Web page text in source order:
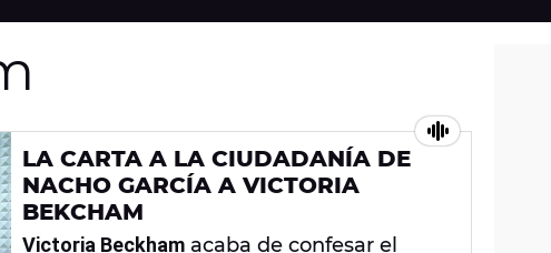
ENTREVISTAS
VIRALES
LA CARTA A LA CIUDADANÍA DE
NACHO GARCÍA A VICTORIA
BEKCHAM
Victoria Beckham acaba de confesar el